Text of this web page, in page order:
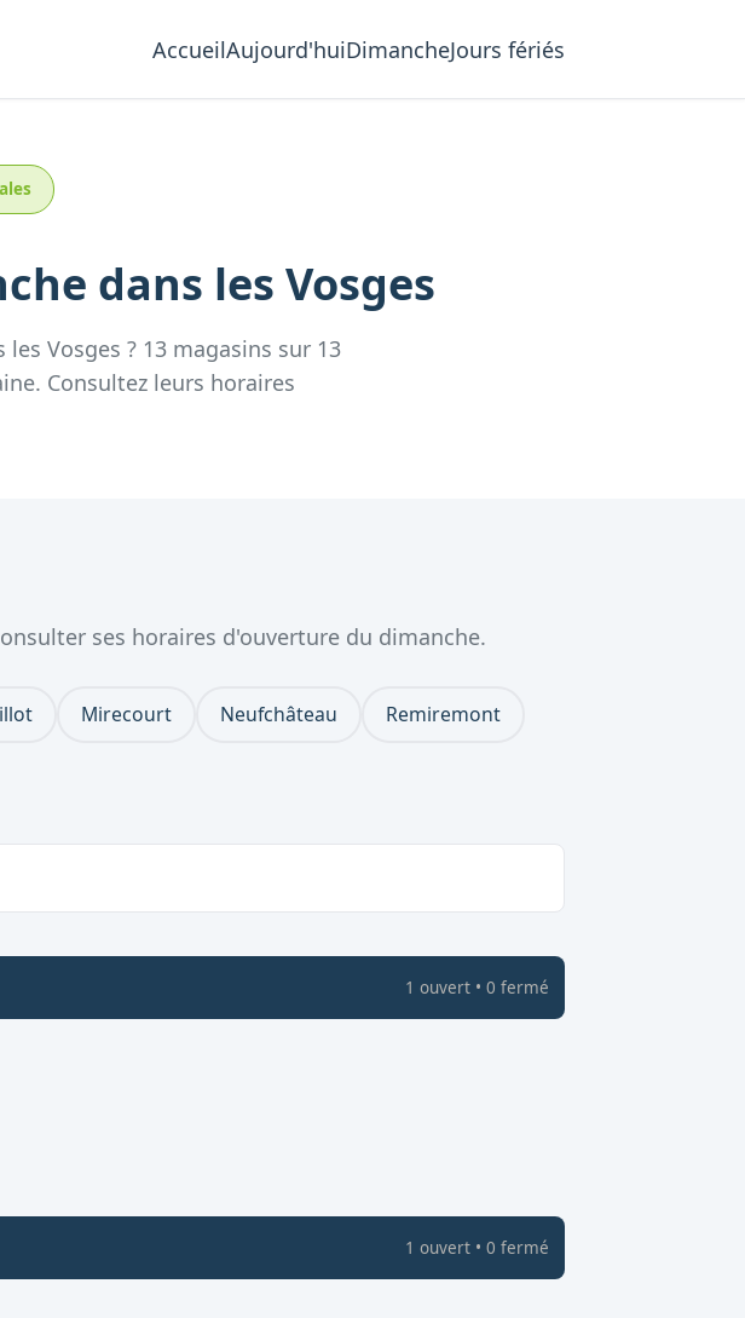
AccueilAujourd'huiDimancheJours fériés
dans les Vosges
les Vosges ? 13 magasins sur 13
Consultez leurs horaires
ses horaires d'ouverture du dimanche.
Mirecourt Neufchâteau Remiremont
1 ouvert• 0 fermé
1 ouvert• 0 fermé